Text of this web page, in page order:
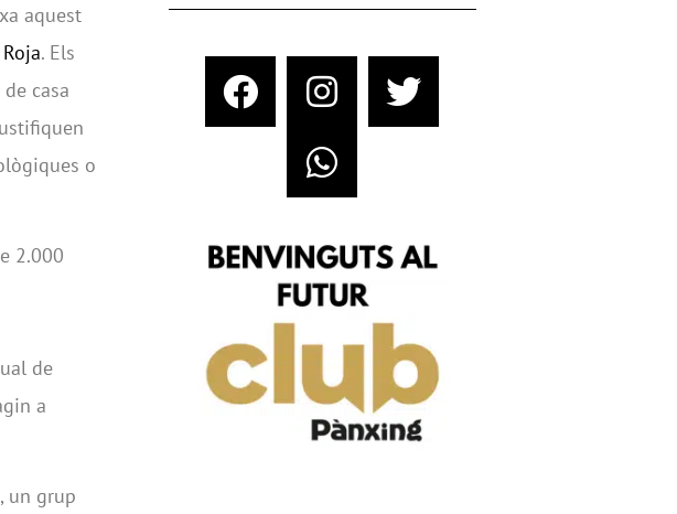
aquest
. Els
casa
o
2.000
de
a
, un grup